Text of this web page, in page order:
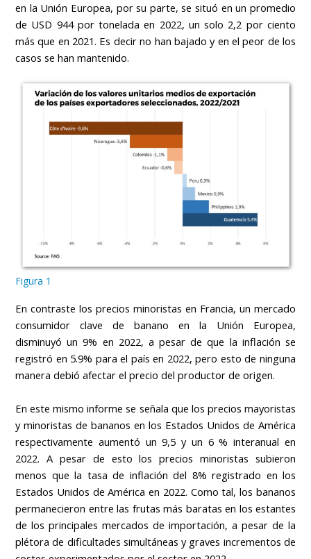
en la Unión Europea, por su parte, se situó en un promedio
de USD 944 por tonelada en 2022, un solo 2,2 por ciento
más que en 2021. Es decir no han bajado y en el peor de los
casos se han mantenido.
Figura 1
En contraste los precios minoristas en Francia, un mercado
consumidor clave de banano en la Unión Europea,
disminuyó un 9% en 2022, a pesar de que la inflación se
registró en 5.9% para el país en 2022, pero esto de ninguna
manera debió afectar el precio del productor de origen.
En este mismo informe se señala que los precios mayoristas
y minoristas de bananos en los Estados Unidos de América
respectivamente aumentó un 9,5 y un 6 % interanual en
2022. A pesar de esto los precios minoristas subieron
menos que la tasa de inflación del 8% registrado en los
Estados Unidos de América en 2022. Como tal, los bananos
permanecieron entre las frutas más baratas en los estantes
de los principales mercados de importación, a pesar de la
plétora de dificultades simultáneas y graves incrementos de